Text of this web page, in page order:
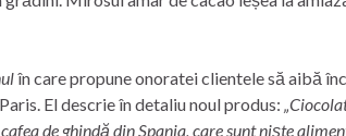
în care propune onoratei clientele să aibă
El descrie în detaliu noul produs:
de ghindă din Spania, care sunt niște